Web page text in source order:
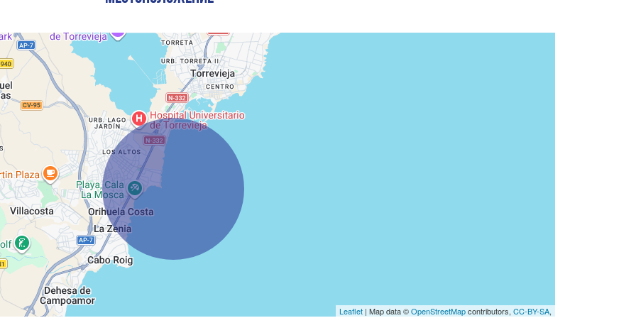
Leaflet | Map data ©OpenStreetMapcontributors, CC-BY-SA,